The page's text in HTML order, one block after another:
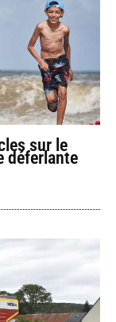
sur le
déferlante